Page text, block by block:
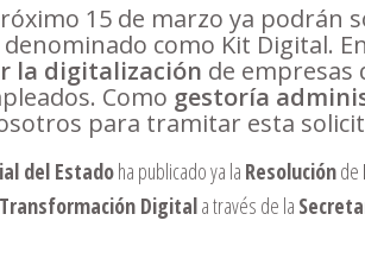
15 de marzo ya podrán
como Kit Digital.
la digitalización de empresas
Como gestoría
para tramitar esta
del Estadoha publicado ya la Resoluciónde
Transformación Digitala través de la